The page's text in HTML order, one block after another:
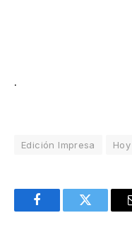
.
Edición Impresa Hoy
FacebookTwitter